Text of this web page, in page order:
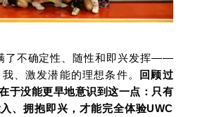
了不确定性、随性和即兴发挥——
、激发潜能的理想条件。
回顾过
于没能更早地意识到这一点：只有
、拥抱即兴，才能完全体验UWC